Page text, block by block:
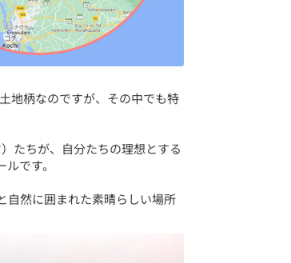
地柄なのですが、その中でも特
たちが、自分たちの理想とする
です。
自然に囲まれた素晴らしい場所